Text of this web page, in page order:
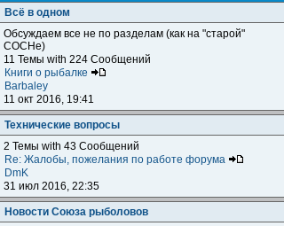
Всё в одном
Обсуждаем все не по разделам (как на "старой"
СОСНе)
11 Темы with 224 Сообщений
Книги о рыбалке
Barbaley
11 окт 2016, 19:41
Технические вопросы
2 Темы with 43 Сообщений
Re: Жалобы, пожелания по работе форума
DmK
31 июл 2016, 22:35
Новости Союза рыболовов